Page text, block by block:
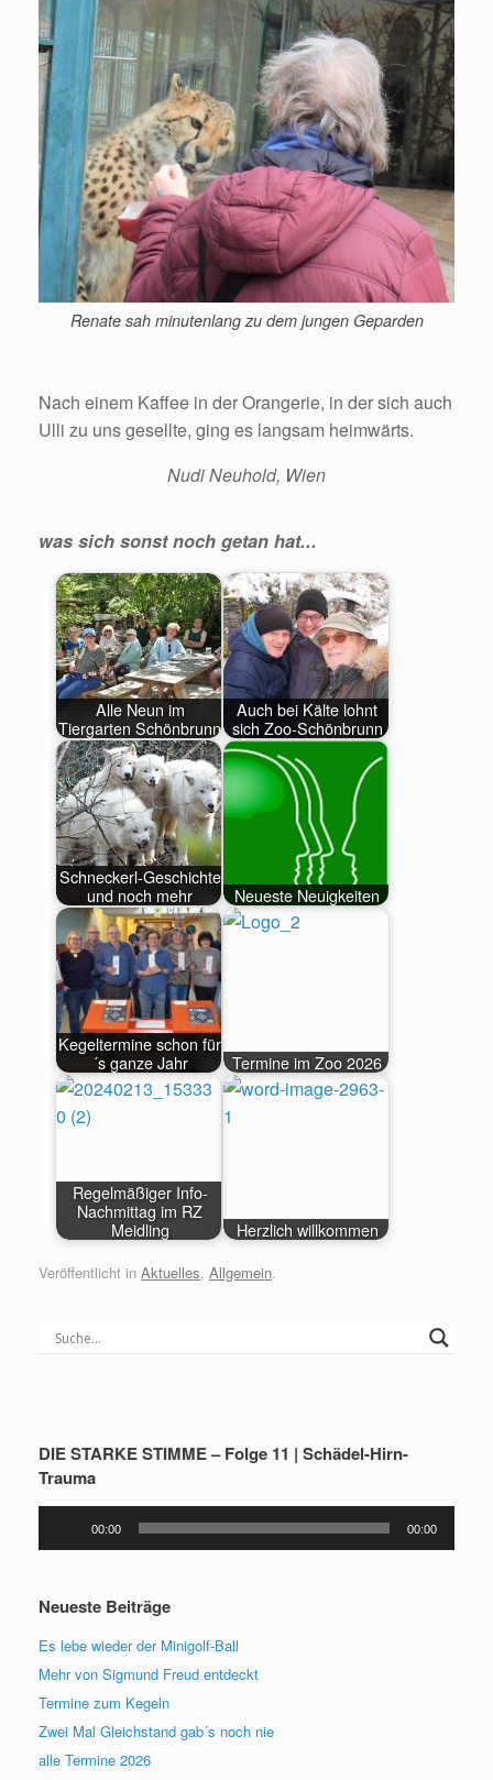
Renate sah minutenlang zu dem jungen Geparden
Nach einem Kaffee in der Orangerie, in der sich auch
Ulli zu uns gesellte, ging es langsam heimwärts.
Nudi Neuhold, Wien
was sich sonst noch getan hat...
Alle Neun im
Tiergarten Schönbrunn
Auch bei Kälte lohnt
sich Zoo-Schönbrunn
Schneckerl-Geschichte
und noch mehr
Neueste Neuigkeiten
Kegeltermine schon für
´s ganze Jahr
Termine im Zoo 2026
Regelmäßiger Info-
Nachmittag im RZ
Meidling
Herzlich willkommen
Veröffentlicht in Aktuelles, Allgemein.
DIE STARKE STIMME – Folge 11 | Schädel-Hirn-
Trauma
00:00 00:00
Neueste Beiträge
Es lebe wieder der Minigolf-Ball
Mehr von Sigmund Freud entdeckt
Termine zum Kegeln
Zwei Mal Gleichstand gab´s noch nie
alle Termine 2026